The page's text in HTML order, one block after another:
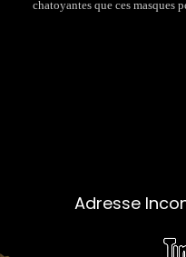
chatoyantes que ces masques
Adresse